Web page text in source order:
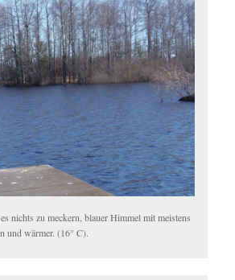
nichts zu meckern, blauer Himmel mit meistens
und wärmer. (16° C).